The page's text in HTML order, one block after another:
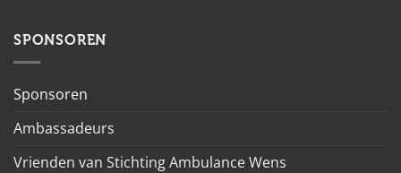
SPONSOREN
Sponsoren
Ambassadeurs
Vrienden van Stichting Ambulance Wens